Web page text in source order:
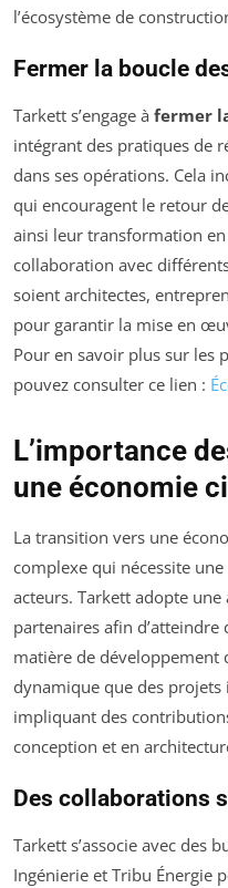
l’écosystème de
Fermer la boucle
Tarkett s’engage à fermer
intégrant des pratiques de
dans ses opérations. Cela
qui encouragent le retour
ainsi leur transformation
collaboration avec
soient architectes,
pour garantir la mise en
Pour en savoir plus sur les
pouvez consulter ce lien :
L’importance
une économie
La transition vers une
complexe qui nécessite
acteurs. Tarkett adopte
partenaires afin
matière de développement
dynamique que des
impliquant des
conception et en
Des collaborations
Tarkett s’associe avec des
Ingénierie et Tribu Énergie